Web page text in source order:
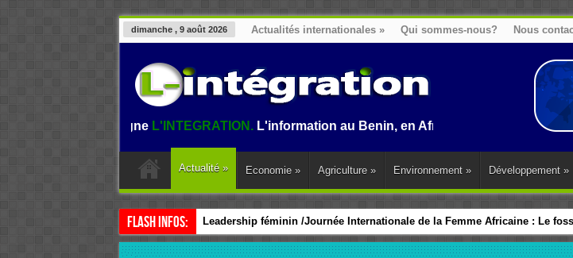
dimanche , 9 août 2026 Actualités internationales » Qui sommes-nous? Nous
L'INTEGRATION.L'information au Benin, en Afrique et dans le monde.
Actualité » Economie » Agriculture » Environnement » Développement »
Flash Infos: Leadership féminin /Journée Internationale de la Femme Africaine : Le
CEDEAO / Accélérer le leadership politique des Femmes : Les dirigeants